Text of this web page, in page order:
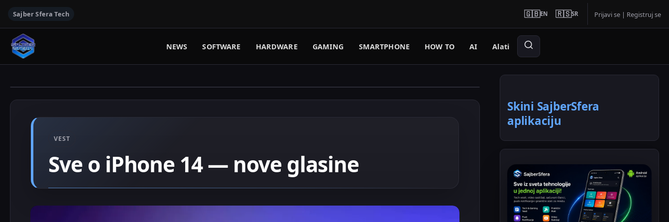
Sajber Sfera Tech 🇬🇧EN 🇷🇸SR Prijavi se | Registruj se
NEWS SOFTWARE HARDWARE GAMING SMARTPHONE HOW TO AI Alati
VEST
Sve o iPhone 14 — nove glasine
Skini SajberSfera
aplikaciju